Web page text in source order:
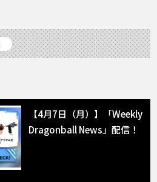
【4月7日（月）】「Weekly
Dragonball News」配信！